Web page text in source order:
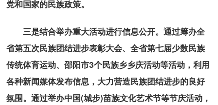
党和国家的民族政策。
三是结合举办重大活动进行信息公开。通过筹办全
省第五次民族团结进步表彰大会、全省第七届少数民族
传统体育运动、邵阳市3个民族乡乡庆活动等活动，利用
各种新闻媒体发布信息，大力营造民族团结进步的良好
氛围。通过举办中国(城步)苗族文化艺术节等节庆活动，